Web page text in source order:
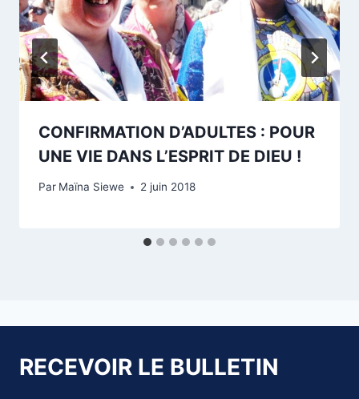
CONFIRMATION D’ADULTES : POUR
UNE VIE DANS L’ESPRIT DE DIEU !
Par Maïna Siewe 2 juin 2018
RECEVOIR LE BULLETIN